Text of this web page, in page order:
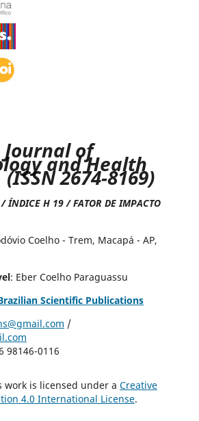
of
and Health
2674-8169)
ÍNDICE H 19 / FATOR DE IMPACTO
Coelho - Trem, Macapá - AP,
: Eber Coelho Paraguassu
Scientific Publications
/
98146-0116
work is licensed under a Creative
4.0 International License.